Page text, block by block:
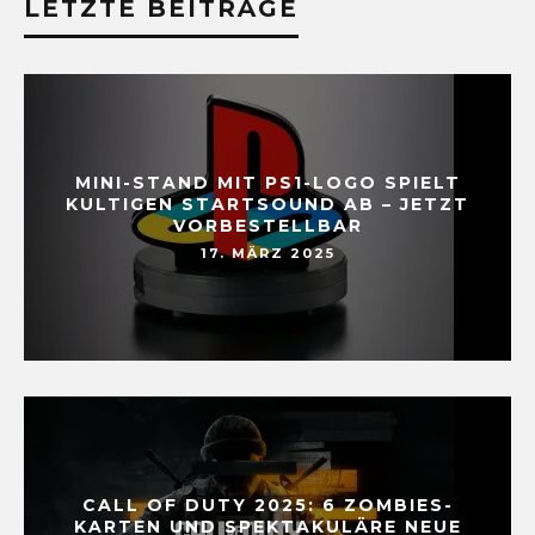
LETZTE BEITRÄGE
MINI-STAND MIT PS1-LOGO SPIELT
KULTIGEN STARTSOUND AB – JETZT
VORBESTELLBAR
17. MÄRZ 2025
CALL OF DUTY 2025: 6 ZOMBIES-
KARTEN UND SPEKTAKULÄRE NEUE